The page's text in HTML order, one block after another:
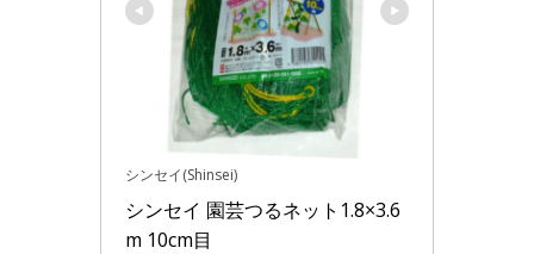
シンセイ(Shinsei)
シンセイ 園芸つるネット1.8×3.6
m 10cm目